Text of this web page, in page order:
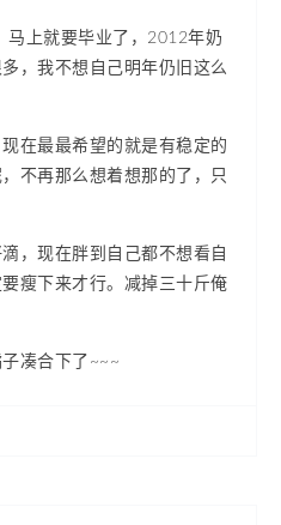
马上就要毕业了，2012年奶
，我不想自己明年仍旧这么
在最最希望的就是有稳定的
不再那么想着想那的了，只
，现在胖到自己都不想看自
瘦下来才行。减掉三十斤俺
凑合下了~~~